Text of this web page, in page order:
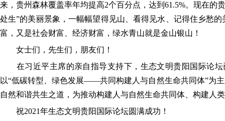
来，贵州森林覆盖率年均提高2个百分点，达到61.5%。现在的
处生”的美丽景象，一幅幅望得见山、看得见水、记得住乡愁
富，又是社会财富、经济财富，绿水青山就是金山银山！
女士们，先生们，朋友们！
在习近平主席的亲自指导支持下，生态文明贵阳国际论坛
以“低碳转型、绿色发展——共同构建人与自然生命共同体”为
自然和谐共生之道，为推动构建人与自然生命共同体、构建人
祝2021年生态文明贵阳国际论坛圆满成功！